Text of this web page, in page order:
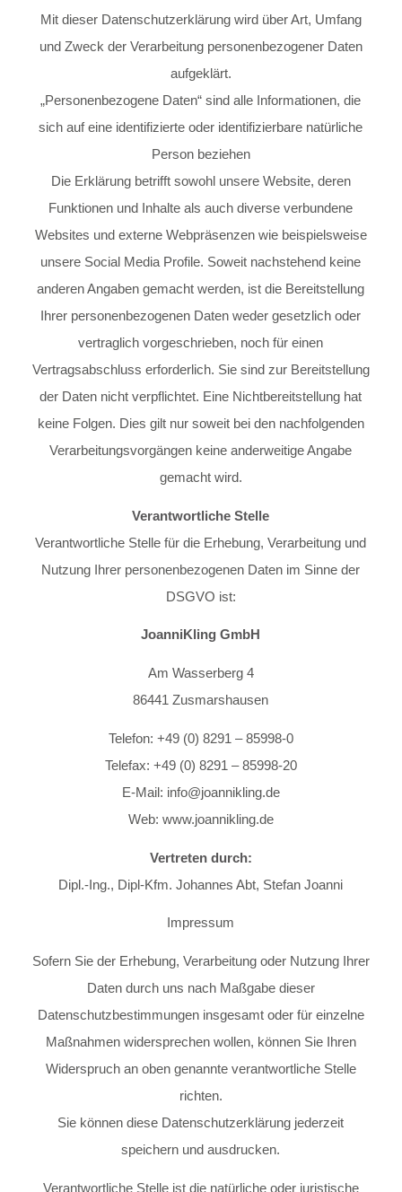
Mit dieser Datenschutzerklärung wird über Art, Umfang
und Zweck der Verarbeitung personenbezogener Daten
aufgeklärt.
„Personenbezogene Daten“ sind alle Informationen, die
sich auf eine identifizierte oder identifizierbare natürliche
Person beziehen
Die Erklärung betrifft sowohl unsere Website, deren
Funktionen und Inhalte als auch diverse verbundene
Websites und externe Webpräsenzen wie beispielsweise
unsere Social Media Profile. Soweit nachstehend keine
anderen Angaben gemacht werden, ist die Bereitstellung
Ihrer personenbezogenen Daten weder gesetzlich oder
vertraglich vorgeschrieben, noch für einen
Vertragsabschluss erforderlich. Sie sind zur Bereitstellung
der Daten nicht verpflichtet. Eine Nichtbereitstellung hat
keine Folgen. Dies gilt nur soweit bei den nachfolgenden
Verarbeitungsvorgängen keine anderweitige Angabe
gemacht wird.
Verantwortliche Stelle
Verantwortliche Stelle für die Erhebung, Verarbeitung und
Nutzung Ihrer personenbezogenen Daten im Sinne der
DSGVO ist:
JoanniKling GmbH
Am Wasserberg 4
86441 Zusmarshausen
Telefon: +49 (0) 8291 – 85998-0
Telefax: +49 (0) 8291 – 85998-20
E-Mail: info@joannikling.de
Web: www.joannikling.de
Vertreten durch:
Dipl.-Ing., Dipl-Kfm. Johannes Abt, Stefan Joanni
Impressum
Sofern Sie der Erhebung, Verarbeitung oder Nutzung Ihrer
Daten durch uns nach Maßgabe dieser
Datenschutzbestimmungen insgesamt oder für einzelne
Maßnahmen widersprechen wollen, können Sie Ihren
Widerspruch an oben genannte verantwortliche Stelle
richten.
Sie können diese Datenschutzerklärung jederzeit
speichern und ausdrucken.
Verantwortliche Stelle ist die natürliche oder juristische